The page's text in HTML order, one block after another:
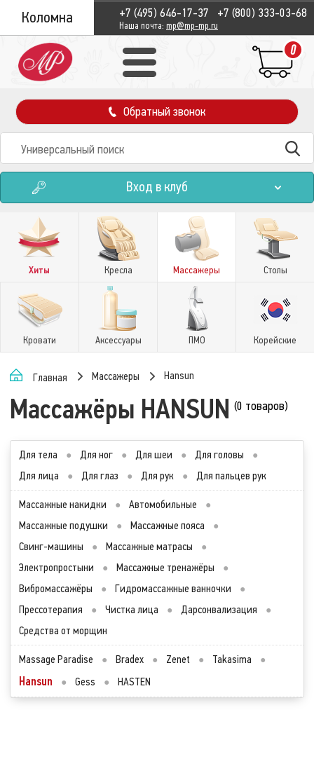
Коломна +7 (495) 646-17-37 +7 (800) 333-03-68
Наша почта: mp@mp-mp.ru
0
Обратный звонок
Вход в клуб
Хиты Кресла Массажеры Столы
Кровати Аксессуары ПМО Корейские
Главная Массажеры Hansun
Массажёры HANSUN (0 товаров)
Для тела ● Для ног ● Для шеи ● Для головы
●
Для лица
● Для глаз ● Для рук ● Для пальцев рук
Массажные накидки ● Автомобильные
●
Массажные подушки
● Массажные пояса
●
Свинг-машины
● Массажные матрасы
●
Электропростыни
● Массажные тренажёры
●
Вибромассажёры
● Гидромассажные ванночки
●
Прессотерапия
● Чистка лица ● Дарсонвализация
●
Средства от морщин
Massage Paradise ● Bradex ● Zenet ● Takasima ●
Hansun ● Gess ● HASTEN